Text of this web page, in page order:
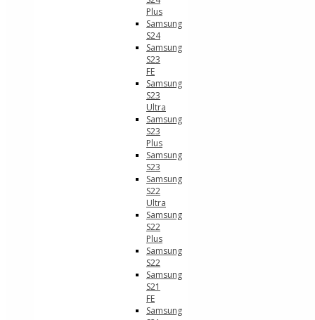
Plus
Samsung
S24
Samsung
S23
FE
Samsung
S23
Ultra
Samsung
S23
Plus
Samsung
S23
Samsung
S22
Ultra
Samsung
S22
Plus
Samsung
S22
Samsung
S21
FE
Samsung